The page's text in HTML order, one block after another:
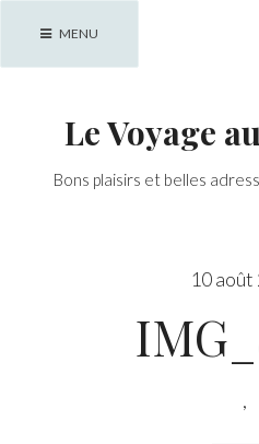
MENU
Le Voyage
Bons plaisirs et belles
10 août
,